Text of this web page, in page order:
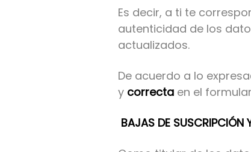
Es decir, a ti te
autenticidad de los
actualizados.
De acuerdo a lo
y correcta en el
BAJAS DE SUSCRIPCIÓN